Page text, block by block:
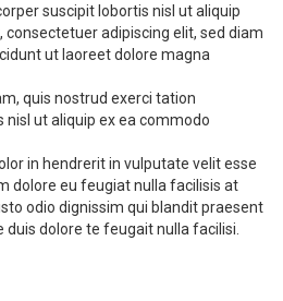
suscipit lobortis nisl ut aliquip
consectetuer adipiscing elit, sed diam
ut laoreet dolore magna
quis nostrud exerci tation
ut aliquip ex ea commodo
in hendrerit in vulputate velit esse
dolore eu feugiat nulla facilisis at
odio dignissim qui blandit praesent
duis dolore te feugait nulla facilisi.